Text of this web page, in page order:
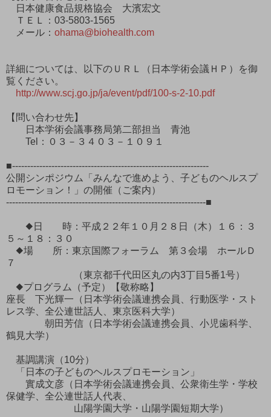
日本健康食品規格協会 大濱宏文
ＴＥＬ：03-5803-1565
メール： ohama@biohealth.com
詳細については、以下のＵＲＬ（日本学術会議ＨＰ）を御
覧ください。
http://www.scj.go.jp/ja/event/pdf/100-s-2-10.pdf
【問い合わせ先】
日本学術会議事務局第二部担当 青池
Tel：０３－３４０３－１０９１
■-----------------------------------------------------------------
公開シンポジウム「みんなで進めよう、子どものヘルスプ
ロモーション！」の開催（ご案内）
------------------------------------------------------------------■
◆日 時：平成２２年１０月２８日（木）１６：３
５～１８：３０
◆場 所：東京国際フォーラム 第３会場 ホールＤ
７
（東京都千代田区丸の内3丁目5番1号）
◆プログラム（予定）【敬称略】
座長 下光輝一（日本学術会議連携会員、行動医学・スト
レス学、全公連世話人、東京医科大学）
朝田芳信（日本学術会議連携会員、小児歯科学、
鶴見大学）
基調講演（10分）
「日本の子どものヘルスプロモーション」
實成文彦（日本学術会議連携会員、公衆衛生学・学校
保健学、全公連世話人代表、
山陽学園大学・山陽学園短期大学）